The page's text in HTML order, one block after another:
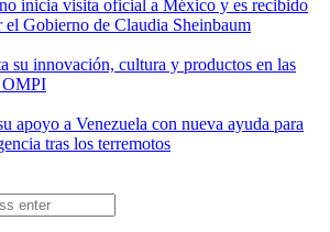
inicia visita oficial a México y es recibido
el Gobierno de Claudia Sheinbaum
su innovación, cultura y productos en las
OMPI
apoyo a Venezuela con nueva ayuda para
tras los terremotos